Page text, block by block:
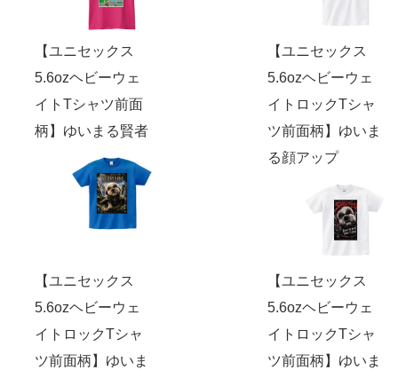
【ユニセックス
5.6ozヘビーウェ
イトTシャツ前面
柄】ゆいまる賢者
【ユニセックス
5.6ozヘビーウェ
イトロックTシャ
ツ前面柄】ゆいま
る顔アップ
【ユニセックス
5.6ozヘビーウェ
イトロックTシャ
ツ前面柄】ゆいま
【ユニセックス
5.6ozヘビーウェ
イトロックTシャ
ツ前面柄】ゆいま